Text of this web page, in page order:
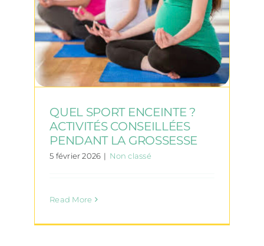
QUEL SPORT ENCEINTE ?
ACTIVITÉS CONSEILLÉES
PENDANT LA GROSSESSE
5 février 2026 | Non classé
Read More